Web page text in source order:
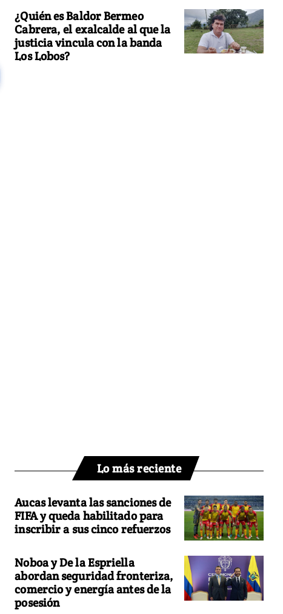
¿Quién es Baldor Bermeo
Cabrera, el exalcalde al que la
justicia vincula con la banda
Los Lobos?
Lo más reciente
Aucas levanta las sanciones de
FIFA y queda habilitado para
inscribir a sus cinco refuerzos
Noboa y De la Espriella
abordan seguridad fronteriza,
comercio y energía antes de la
posesión